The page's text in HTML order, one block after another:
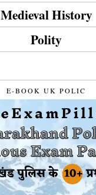
Medieval History
Polity
E-BOOK UK POLIC